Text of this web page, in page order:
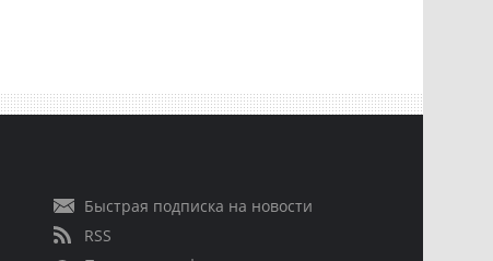
Быстрая подписка на новости
RSS